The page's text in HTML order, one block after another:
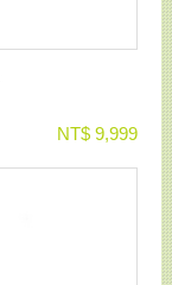
NT$ 9,999